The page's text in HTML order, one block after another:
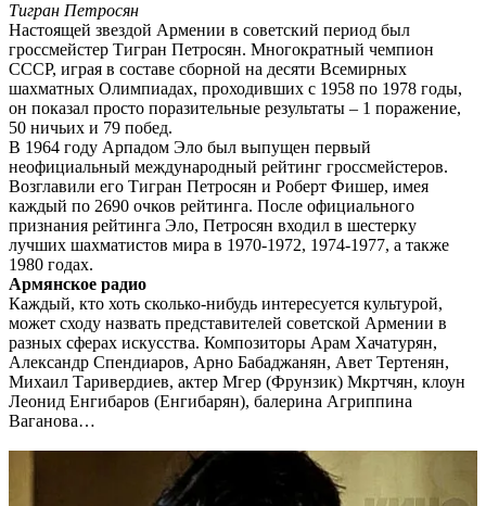
Тигран Петросян
Настоящей звездой Армении в советский период был
гроссмейстер Тигран Петросян. Многократный чемпион
СССР, играя в составе сборной на десяти Всемирных
шахматных Олимпиадах, проходивших с 1958 по 1978 годы,
он показал просто поразительные результаты – 1 поражение,
50 ничьих и 79 побед.
В 1964 году Арпадом Эло был выпущен первый
неофициальный международный рейтинг гроссмейстеров.
Возглавили его Тигран Петросян и Роберт Фишер, имея
каждый по 2690 очков рейтинга. После официального
признания рейтинга Эло, Петросян входил в шестерку
лучших шахматистов мира в 1970-1972, 1974-1977, а также
1980 годах.
Армянское радио
Каждый, кто хоть сколько-нибудь интересуется культурой,
может сходу назвать представителей советской Армении в
разных сферах искусства. Композиторы Арам Хачатурян,
Александр Спендиаров, Арно Бабаджанян, Авет Тертенян,
Михаил Таривердиев, актер Мгер (Фрунзик) Мкртчян, клоун
Леонид Енгибаров (Енгибарян), балерина Агриппина
Ваганова…